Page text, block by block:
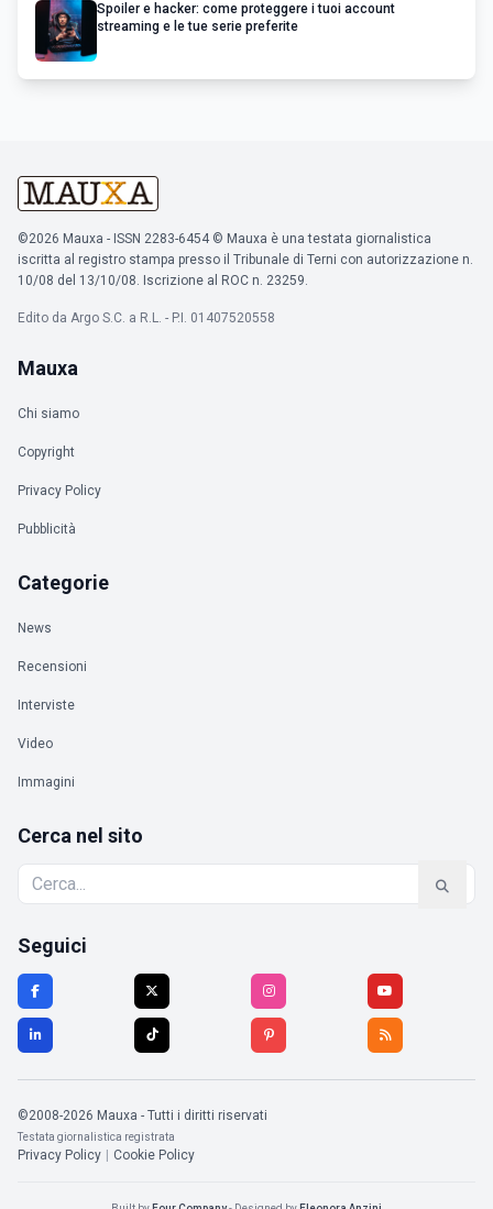
Spoiler e hacker: come proteggere i tuoi account
streaming e le tue serie preferite
©2026 Mauxa - ISSN 2283-6454 © Mauxa è una testata giornalistica
iscritta al registro stampa presso il Tribunale di Terni con autorizzazione n.
10/08 del 13/10/08. Iscrizione al ROC n. 23259.
Edito da Argo S.C. a R.L. - P.I. 01407520558
Mauxa
Chi siamo
Copyright
Privacy Policy
Pubblicità
Categorie
News
Recensioni
Interviste
Video
Immagini
Cerca nel sito
Seguici
©2008-2026 Mauxa - Tutti i diritti riservati
Testata giornalistica registrata
Privacy Policy Cookie Policy